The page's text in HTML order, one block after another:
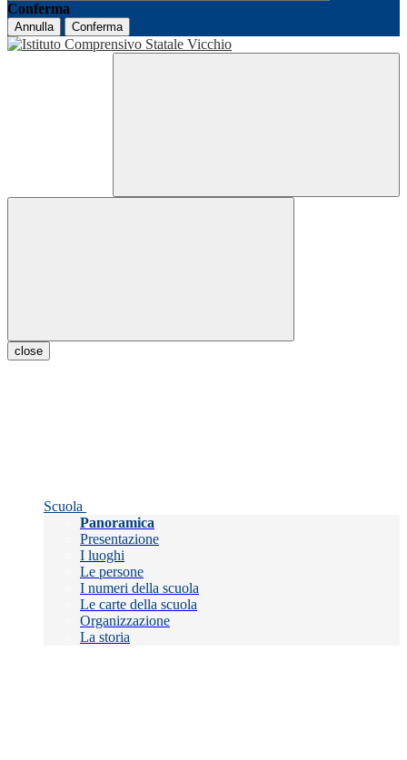
Conferma
Annulla Conferma
close
Scuola
Panoramica
Presentazione
I luoghi
Le persone
I numeri della scuola
Le carte della scuola
Organizzazione
La storia